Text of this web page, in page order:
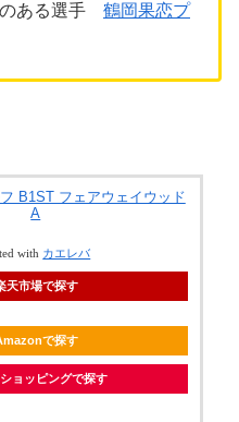
ある選手 鶴岡果恋プ
B1ST フェアウェイウッド
A
with カエレバ
天市場で探す
で探す
ョッピングで探す